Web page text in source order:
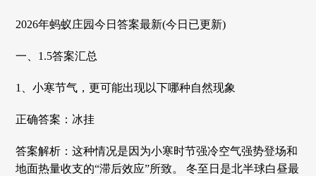
2026年蚂蚁庄园今日答案最新(今日已更新)
一、1.5答案汇总
1、小寒节气，更可能出现以下哪种自然现象
正确答案：冰挂
答案解析：这种情况是因为小寒时节强冷空气强势登场和
地面热量收支的“滞后效应”所致。 冬至日是北半球白昼最